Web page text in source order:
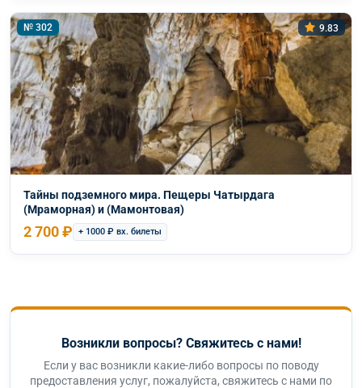
№ 302 9.83
Тайны подземного мира. Пещеры Чатырдага
(Мраморная) и (Мамонтовая)
2 700 ₽ + 1000 ₽ вх. билеты
Возникли вопросы? Свяжитесь с нами!
Если у вас возникли какие-либо вопросы по поводу
предоставления услуг, пожалуйста, свяжитесь с нами по